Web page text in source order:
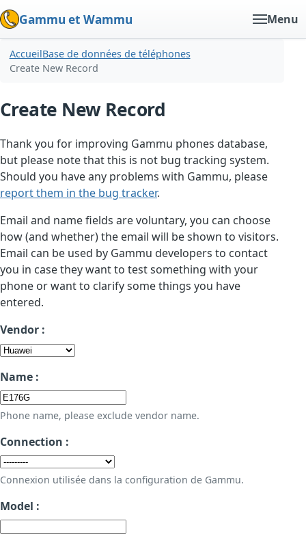
Gammu et Wammu Menu
AccueilBase de données de téléphones
Create New Record
Create New Record
Thank you for improving Gammu phones database,
but please note that this is not bug tracking system.
Should you have any problems with Gammu, please
report them in the bug tracker.
Email and name fields are voluntary, you can choose
how (and whether) the email will be shown to visitors.
Email can be used by Gammu developers to contact
you in case they want to test something with your
phone or want to clarify some things you have
entered.
Vendor :
Name :
Phone name, please exclude vendor name.
Connection :
Connexion utilisée dans la configuration de Gammu.
Model :